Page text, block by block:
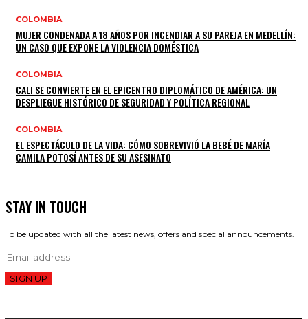
COLOMBIA
MUJER CONDENADA A 18 AÑOS POR INCENDIAR A SU PAREJA EN MEDELLÍN:
UN CASO QUE EXPONE LA VIOLENCIA DOMÉSTICA
COLOMBIA
CALI SE CONVIERTE EN EL EPICENTRO DIPLOMÁTICO DE AMÉRICA: UN
DESPLIEGUE HISTÓRICO DE SEGURIDAD Y POLÍTICA REGIONAL
COLOMBIA
EL ESPECTÁCULO DE LA VIDA: CÓMO SOBREVIVIÓ LA BEBÉ DE MARÍA
CAMILA POTOSÍ ANTES DE SU ASESINATO
STAY IN TOUCH
To be updated with all the latest news, offers and special announcements.
SIGN UP